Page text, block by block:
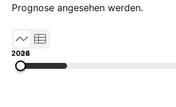
Prognose angesehen werden.
2002
2014
2026